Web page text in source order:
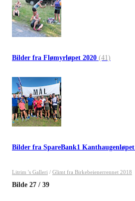
Bilder fra Flømyrløpet 2020 (41)
Bilder fra SpareBank1 Kanthaugenløpet
Litrim 's Galleri / Glimt fra Birkebeienerrennet 2018
Bilde 27 / 39